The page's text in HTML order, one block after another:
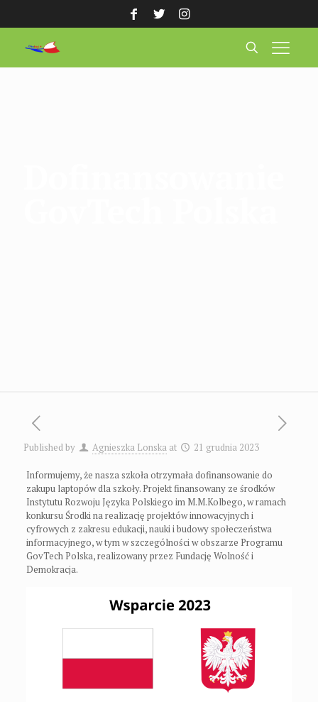
Published by Agnieszka Lonska at 21 grudnia 2023
Informujemy, że nasza szkoła otrzymała dofinansowanie do
zakupu laptopów dla szkoły. Projekt finansowany ze środków
Instytutu Rozwoju Języka Polskiego im M.M.Kolbego, w ramach
konkursu Środki na realizację projektów innowacyjnych i
cyfrowych z zakresu edukacji, nauki i budowy społeczeństwa
informacyjnego, w tym w szczególności w obszarze Programu
GovTech Polska, realizowany przez Fundację Wolność i
Demokracja.